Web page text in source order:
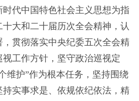
代中国特色社会主义思想为指
大和二十届历次全会精神，认
贯彻落实中央纪委五次全会精
工作方针，坚守政治巡视定
维护”作为根本任务，坚持围绕
实事求是、依规依纪依法，精